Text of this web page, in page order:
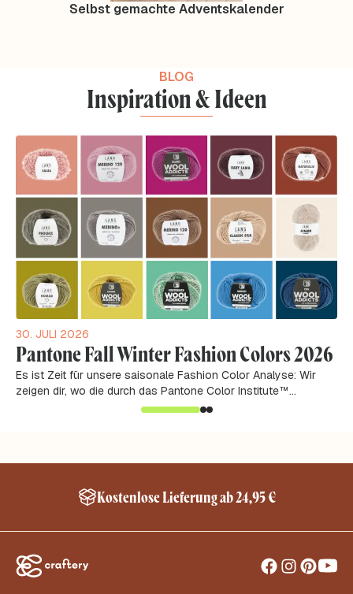
Selbst gemachte Adventskalender
BLOG
Inspiration & Ideen
30. JULI 2026
Pantone Fall Winter Fashion Colors 2026
Es ist Zeit für unsere saisonale Fashion Color Analyse: Wir
zeigen dir, wo die durch das Pantone Color Institute™
analysierten Farbtrends aus der...
Kostenlose Lieferung ab 24,95 €